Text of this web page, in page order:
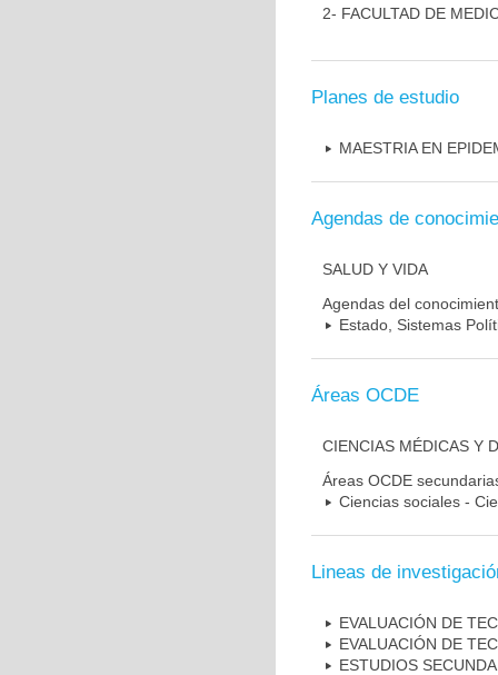
2- FACULTAD DE
Planes de estudio
MAESTRIA EN
Agendas de
SALUD Y VIDA
Agendas del
Estado, Sistemas
Áreas OCDE
CIENCIAS MÉDICAS Y
Áreas OCDE
Ciencias sociales -
Lineas de
EVALUACIÓN DE
EVALUACIÓN DE
ESTUDIOS